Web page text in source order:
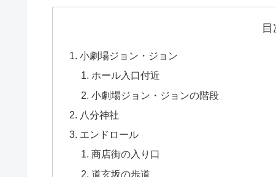
目
小劇場ジョン・ジョン
ホール入口付近
小劇場ジョン・ジョンの階段
八分神社
エンドロール
商店街の入り口
道玄坂の歩道